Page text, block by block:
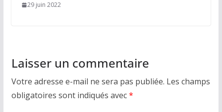
29 juin 2022
Laisser un commentaire
Votre adresse e-mail ne sera pas publiée. Les champs
obligatoires sont indiqués avec*